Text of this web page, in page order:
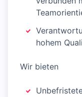
hohem
Wir bieten